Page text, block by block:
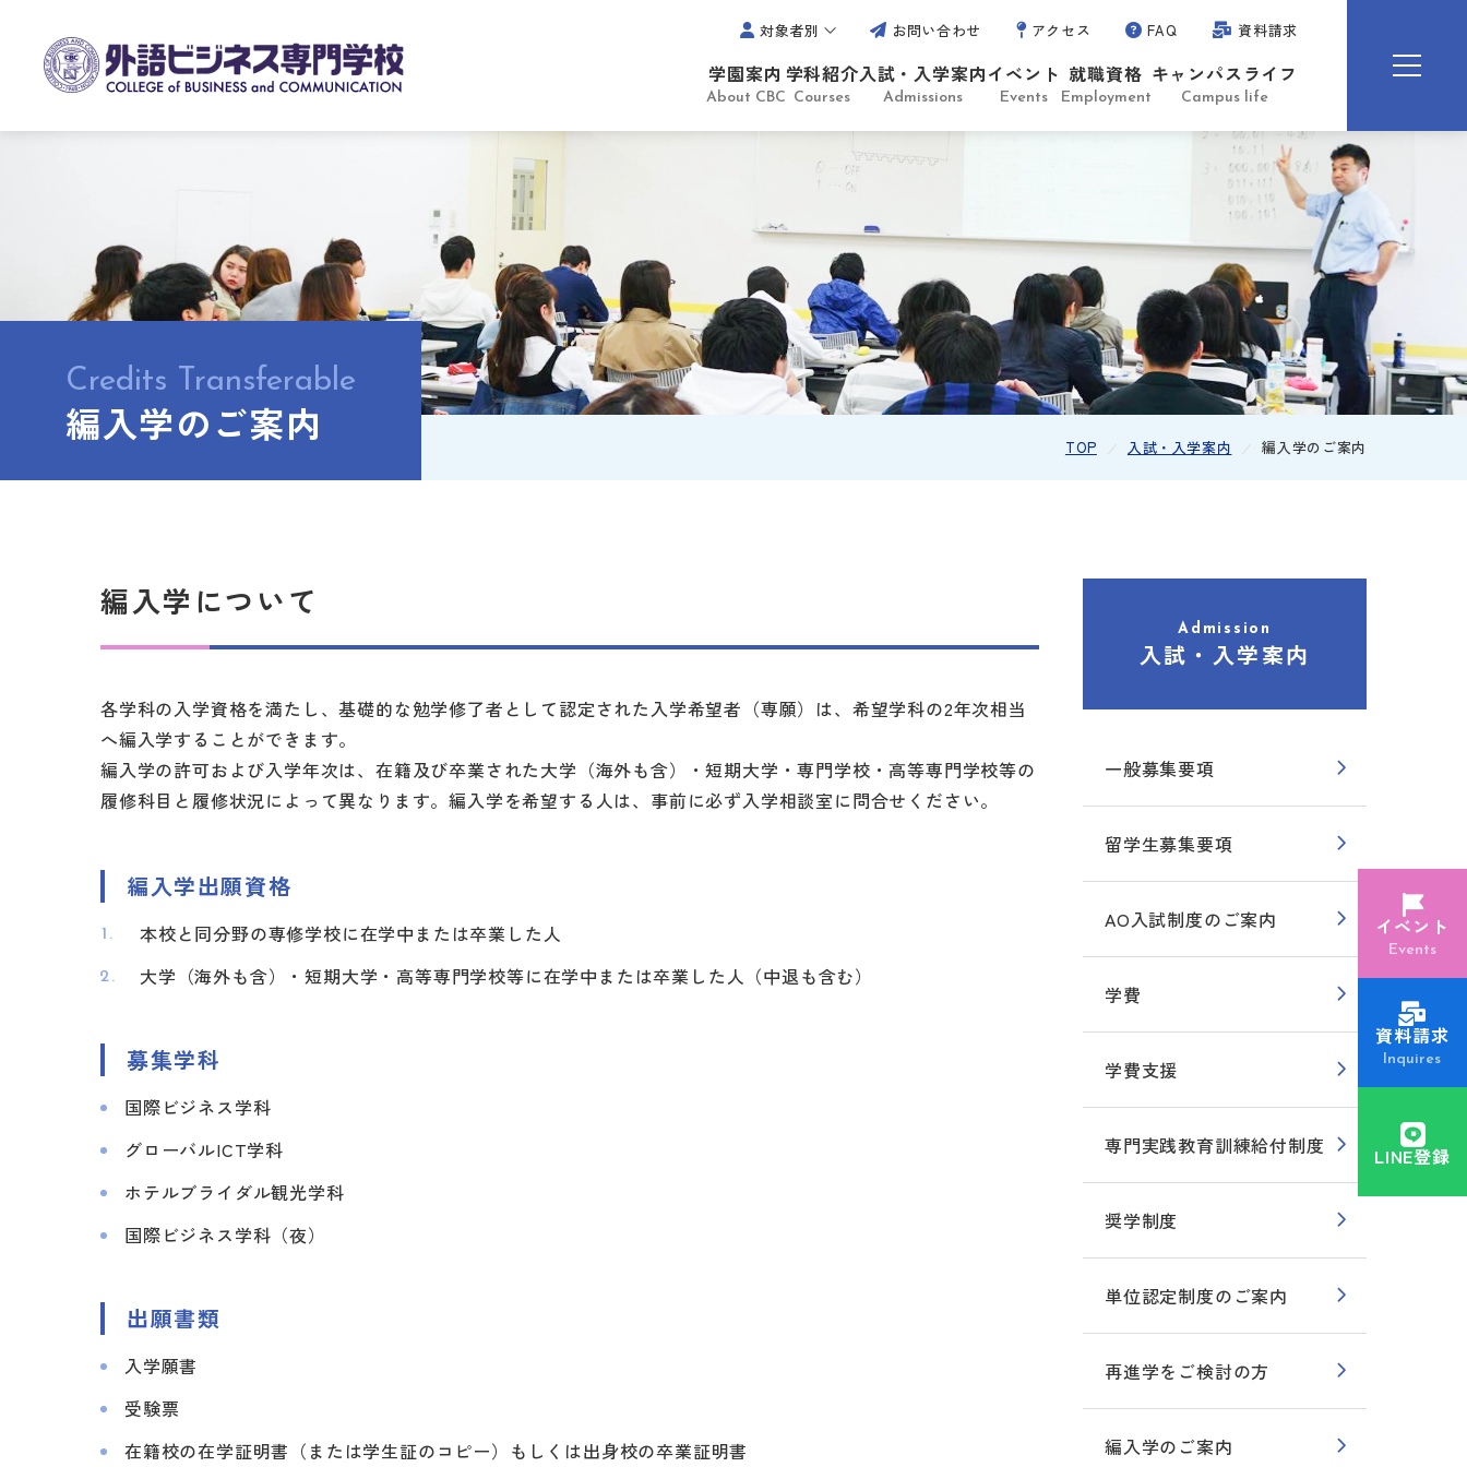
学園案内
About CBC
学科紹介
Courses
入試・入学案内
Admissions
イベント
Events
就職資格
Employment
キャンパスライフ
Campus life
対象者別 お問い合わせ アクセス FAQ 資料請求
Credits Transferable
編入学のご案内 TOP 入試・入学案内 編入学のご案内
編入学について
各学科の入学資格を満たし、基礎的な勉学修了者として認定された入学希望者（専願）は、希望学科の2年次相当
へ編入学することができます。
編入学の許可および入学年次は、在籍及び卒業された大学（海外も含）・短期大学・専門学校・高等専門学校等の
履修科目と履修状況によって異なります。編入学を希望する人は、事前に必ず入学相談室に問合せください。
編入学出願資格
本校と同分野の専修学校に在学中または卒業した人
大学（海外も含）・短期大学・高等専門学校等に在学中または卒業した人（中退も含む）
募集学科
国際ビジネス学科
グローバルICT学科
ホテルブライダル観光学科
国際ビジネス学科（夜）
出願書類
入学願書
受験票
在籍校の在学証明書（または学生証のコピー）もしくは出身校の卒業証明書
Admission
入試・入学案内
一般募集要項
留学生募集要項
AO入試制度のご案内
学費
学費支援
専門実践教育訓練給付制度
奨学制度
単位認定制度のご案内
再進学をご検討の方
編入学のご案内
イベント
Events
資料請求
Inquires
LINE登録